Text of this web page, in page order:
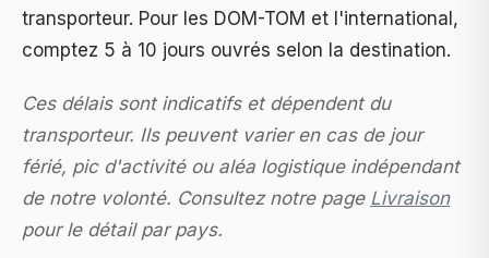
transporteur. Pour les DOM-TOM et l'international,
comptez 5 à 10 jours ouvrés selon la destination.
Ces délais sont indicatifs et dépendent du
transporteur. Ils peuvent varier en cas de jour
férié, pic d'activité ou aléa logistique indépendant
de notre volonté. Consultez notre page Livraison
pour le détail par pays.